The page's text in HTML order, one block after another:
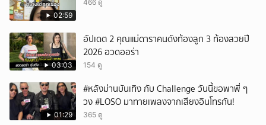
02:59
466 ดู
03:03
อัปเดต 2 คุณแม่ดาราคนดังท้องลูก 3 ท้องสวยปี
2026 อวดออร่า
154 ดู
01:29
#หลังม่านบันเทิง กับ Challenge วันนี้ขอพาพี่ ๆ
วง #LOSO มาทายเพลงจากเสียงอินโทรกัน!
365 ดู